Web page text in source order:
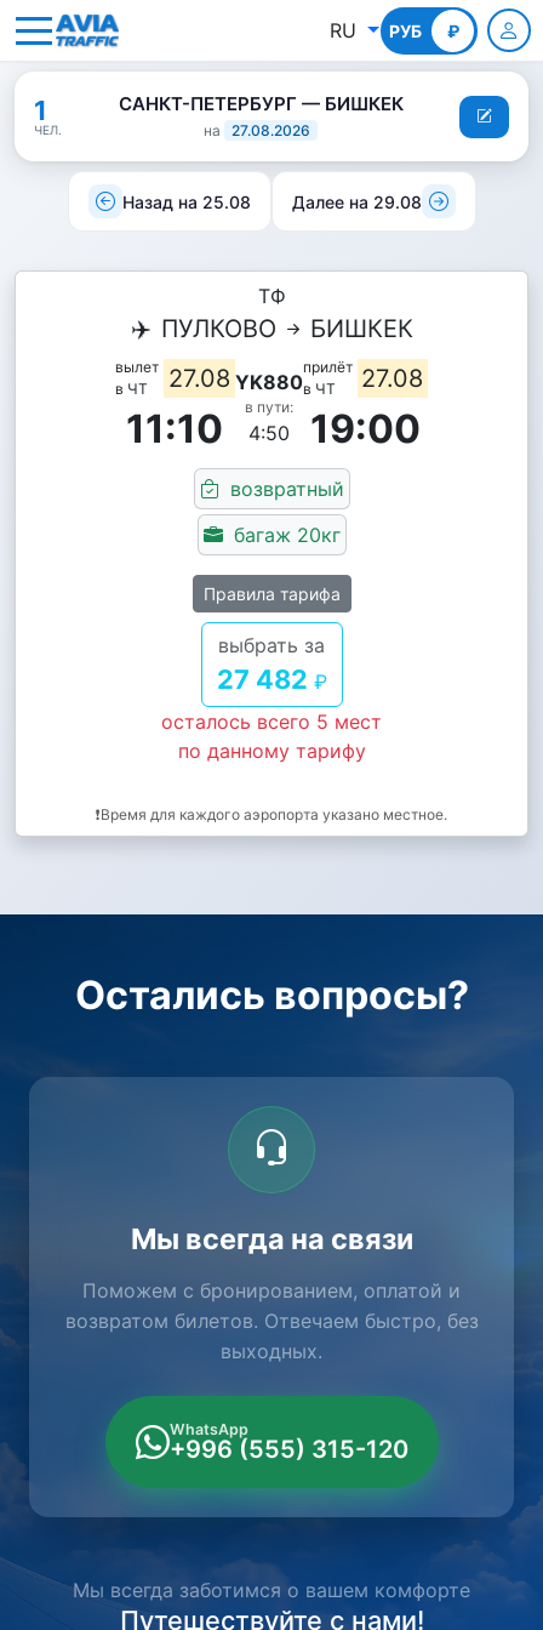
RU РУБ ₽
КГС
1
ЧЕЛ.
САНКТ-ПЕТЕРБУРГ — БИШКЕК
на 27.08.2026
Назад на 25.08 Далее на 29.08
ТФ
✈️ ПУЛКОВО БИШКЕК
вылет
в ЧТ
27.08
11:10
YK880
в пути:
4:50
прилёт
в ЧТ
27.08
19:00
возвратный
багаж 20кг
Правила тарифа
выбрать за
27 482 ₽
осталось всего 5 мест
по данному тарифу
❗Время для каждого аэропорта указано местное.
Остались вопросы?
Мы всегда на связи
Поможем с бронированием, оплатой и
возвратом билетов. Отвечаем быстро, без
выходных.
WhatsApp
+996 (555) 315-120
Мы всегда заботимся о вашем комфорте
Путешествуйте с нами!